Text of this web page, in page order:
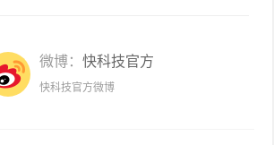
微博： 快科技官方
快科技官方微博